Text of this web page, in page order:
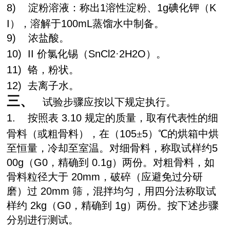
8)
淀粉溶液：称出1溶性淀粉、 1g碘化钾（K
I ），溶解于100mL蒸馏水中制备。
9)
浓盐酸。
10)
II价氯化锡（SnCl2·2H2O）。
11)
铬，粉状。
12)
去离子水。
三、
试验步骤应按以下规定执行。
1.
按照表 3.10规定的质量，取有代表性的细
骨料（或粗骨料），在（105±5）℃的烘箱中烘
至恒量，冷却至室温。对细骨料，称取试样约5
00g （G0 ，精确到 0.1g）两份。对粗骨料，如
骨料粒径大于 20mm ，破碎（应避免过分研
磨）过 20mm筛，混拌均匀，用四分法称取试
样约 2kg （G0 ，精确到 1g）两份。按下述步骤
分别进行测试。